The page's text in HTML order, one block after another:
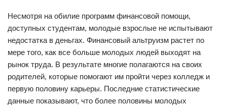
Несмотря на обилие программ финансовой помощи,
доступных студентам, молодые взрослые не испытывают
недостатка в деньгах. Финансовый альтруизм растет по
мере того, как все больше молодых людей выходят на
рынок труда. В результате многие полагаются на своих
родителей, которые помогают им пройти через колледж и
первую половину карьеры. Последние статистические
данные показывают, что более половины молодых